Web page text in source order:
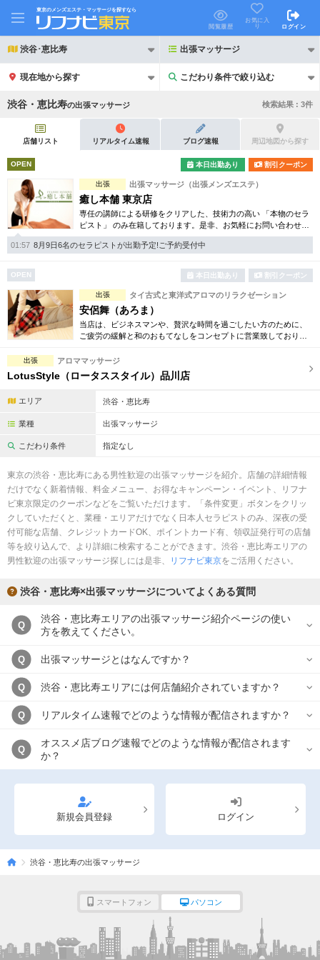
東京のメンズエステ・マッサージを探すなら
閲覧履歴
お気に入
り
ログイン
渋谷･恵比寿 出張マッサージ
現在地から探す こだわり条件で絞り込む
こだわり条件で絞り込む
21時以降も受付 24時以降も受付
初回割引あり リピーター割引あり
団体割引 ポイントカード有
キャッシュレス決済OK 領収証発行可
2名様歓迎 団体様歓迎
完全個室 半個室あり
フットバスあり 岩盤浴あり
専用駐車場あり
駅から徒歩5分以内
こだわり条件を変更
閉じる
渋谷・恵比寿の出張マッサージ 検索結果 : 3件
店舗リスト リアルタイム速報 ブログ速報 周辺地図から探す
OPEN 本日出勤あり 割引クーポン
出張 出張マッサージ（出張メンズエステ）
癒し本舗 東京店
専任の講師による研修をクリアした、技術力の高い 「本物のセラ
ピスト」 のみ在籍しております。是非、お気軽にお問い合わせく
ださい！
01:57 8月9日6名のセラピストが出勤予定!ご予約受付中
OPEN 本日出勤あり 割引クーポン
出張 タイ古式と東洋式アロマのリラクゼーション
安侶舞（あろま）
当店は、ビジネスマンや、贅沢な時間を過ごしたい方のために、
ご疲労の緩解と和のおもてなしをコンセプトに営業致しておりま
る女性スタッフです。
出張 アロママッサージ
LotusStyle（ロータススタイル）品川店
エリア 渋谷・恵比寿
業種 出張マッサージ
こだわり条件 指定なし
東京の渋谷・恵比寿にある男性歓迎の出張マッサージを紹介。店舗の詳細情報
だけでなく新着情報、料金メニュー、お得なキャンペーン・イベント、リフナ
ビ東京限定のクーポンなどをご覧いただけます。「条件変更」ボタンをクリッ
クしていただくと、業種・エリアだけでなく日本人セラピストのみ、深夜の受
付可能な店舗、クレジットカードOK、ポイントカード有、領収証発行可の店舗
等を絞り込んで、より詳細に検索することができます。渋谷・恵比寿エリアの
男性歓迎の出張マッサージ探しには是非、
リフナビ東京をご活用ください。
渋谷・恵比寿×出張マッサージについてよくある質問
Q
渋谷・恵比寿エリアの出張マッサージ紹介ページの使い
方を教えてください。
Q 出張マッサージとはなんですか？
Q 渋谷・恵比寿エリアには何店舗紹介されていますか？
Q リアルタイム速報でどのような情報が配信されますか？
Q
オススメ店ブログ速報でどのような情報が配信されます
か？
新規会員登録 ログイン
渋谷・恵比寿の出張マッサージ
スマートフォン パソコン